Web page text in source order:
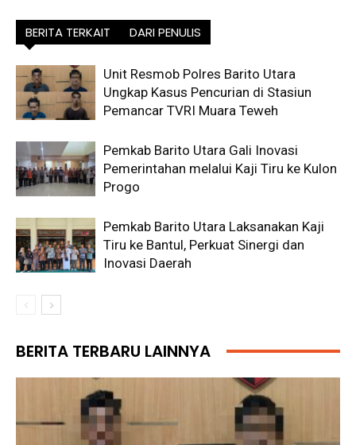
BERITA TERKAIT DARI PENULIS
Unit Resmob Polres Barito Utara
Ungkap Kasus Pencurian di Stasiun
Pemancar TVRI Muara Teweh
Pemkab Barito Utara Gali Inovasi
Pemerintahan melalui Kaji Tiru ke Kulon
Progo
Pemkab Barito Utara Laksanakan Kaji
Tiru ke Bantul, Perkuat Sinergi dan
Inovasi Daerah
BERITA TERBARU LAINNYA